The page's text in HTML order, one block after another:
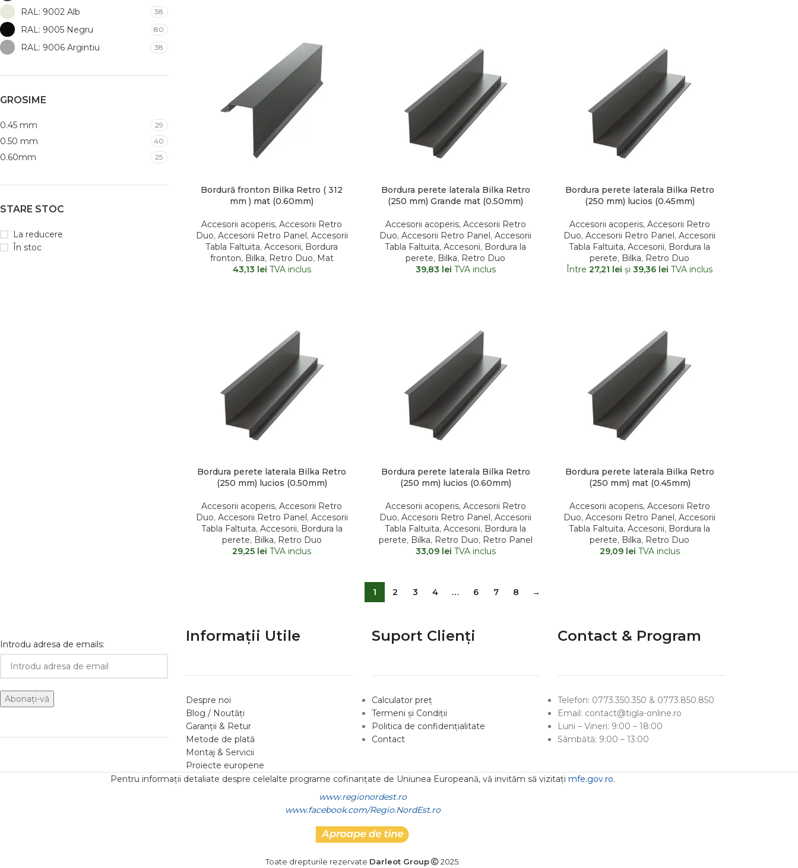
RAL: 9002 Alb 38
RAL: 9005 Negru 80
RAL: 9006 Argintiu 38
GROSIME
0.45 mm 29
0.50 mm 40
0.60mm 25
STARE STOC
La reducere
În stoc
Bordură fronton Bilka Retro ( 312
mm ) mat (0.60mm)
Accesorii acoperis,Accesorii Retro
Duo, Accesorii Retro Panel, Accesorii
Tabla Faltuita,Accesorii, Bordura
fronton, Bilka, Retro Duo, Mat
43,13 lei TVA inclus
Bordura perete laterala Bilka Retro
(250 mm) Grande mat (0.50mm)
Accesorii acoperis, Accesorii Retro
Duo,Accesorii Retro Panel,Accesorii
Tabla Faltuita,Accesorii, Bordura la
perete, Bilka, Retro Duo
39,83 lei TVA inclus
Bordura perete laterala Bilka Retro
(250 mm) lucios (0.45mm)
Accesorii acoperis, Accesorii Retro
Duo,Accesorii Retro Panel,Accesorii
Tabla Faltuita,Accesorii, Bordura la
perete, Bilka, Retro Duo
Între27,21 lei şi39,36 lei TVA inclus
Bordura perete laterala Bilka Retro
(250 mm) lucios (0.50mm)
Accesorii acoperis,Accesorii Retro
Duo, Accesorii Retro Panel, Accesorii
Tabla Faltuita, Accesorii, Bordura la
perete, Bilka, Retro Duo
29,25 lei TVA inclus
Bordura perete laterala Bilka Retro
(250 mm) lucios (0.60mm)
Accesorii acoperis, Accesorii Retro
Duo,Accesorii Retro Panel,Accesorii
Tabla Faltuita,Accesorii, Bordura la
perete, Bilka, Retro Duo, Retro Panel
33,09 lei TVA inclus
Bordura perete laterala Bilka Retro
(250 mm) mat (0.45mm)
Accesorii acoperis, Accesorii Retro
Duo,Accesorii Retro Panel,Accesorii
Tabla Faltuita,Accesorii, Bordura la
perete, Bilka, Retro Duo
29,09 lei TVA inclus
1 2 3 4 … 6 7 8 →
Introdu adresa de emails: Informații Utile
Despre noi
Blog / Noutăți
Garanții & Retur
Metode de plată
Montaj & Servicii
Proiecte europene
Suport Clienți
Calculator preț
Termeni și Condiții
Politica de confidențialitate
Contact
Contact & Program
Telefon: 0773.350.350 & 0773.850.850
Email: contact@tigla-online.ro
Luni – Vineri: 9:00 – 18:00
Sâmbătă: 9:00 – 13:00
Pentru informații detaliate despre celelalte programe cofinanțate de Uniunea Europeană, vă invităm să vizitați mfe.gov.ro.
www.regionordest.ro
www.facebook.com/Regio.NordEst.ro
Toate drepturile rezervate Darleot Group 2025.